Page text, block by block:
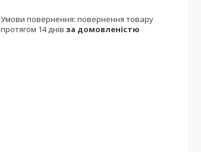
повернення товару
протягом 14 днів за домовленістю